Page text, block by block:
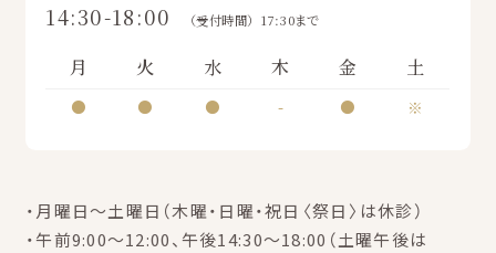
14:30-18:00 （受付時間）17:30まで
月 火 水 木 金 土
● ● ● - ● ※
・月曜日～土曜日（木曜・日曜・祝日〈祭日〉は休診）
・午前9:00～12:00、午後14:30～18:00（土曜午後は